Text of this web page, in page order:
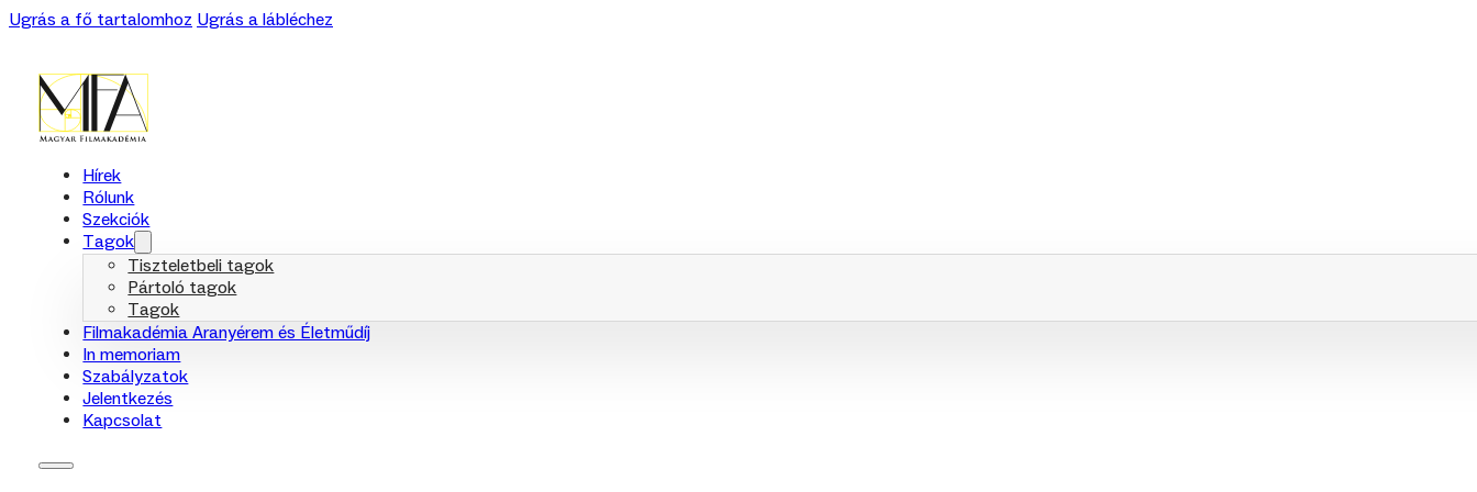
Ugrás a fő tartalomhoz Ugrás a lábléchez
Hírek
Rólunk
Szekciók
Tagok
Tiszteletbeli tagok
Pártoló tagok
Tagok
Filmakadémia Aranyérem és Életműdíj
In memoriam
Szabályzatok
Jelentkezés
Kapcsolat